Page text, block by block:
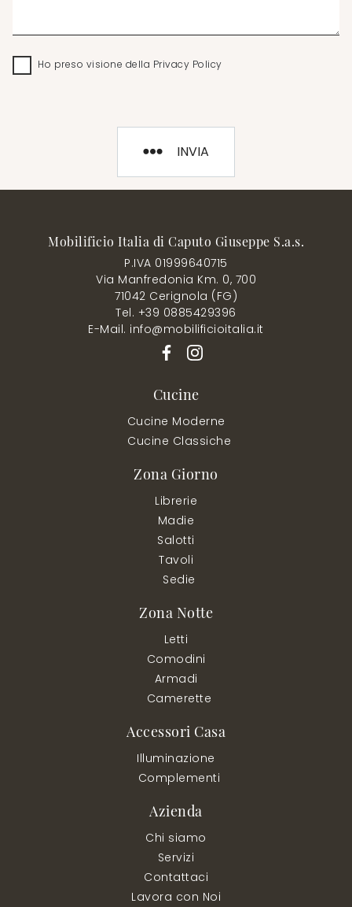
Ho preso visione della Privacy Policy
INVIA
Mobilificio Italia di Caputo Giuseppe S.a.s.
P.IVA 01999640715
Via Manfredonia Km. 0, 700
71042 Cerignola (FG)
Tel. +39 0885429396
E-Mail. info@mobilificioitalia.it
Cucine
Cucine Moderne
Cucine Classiche
Zona Giorno
Librerie
Madie
Salotti
Tavoli
Sedie
Zona Notte
Letti
Comodini
Armadi
Camerette
Accessori Casa
Illuminazione
Complementi
Azienda
Chi siamo
Servizi
Contattaci
Lavora con Noi